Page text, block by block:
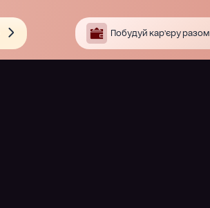
Побудуй кар’єру разом